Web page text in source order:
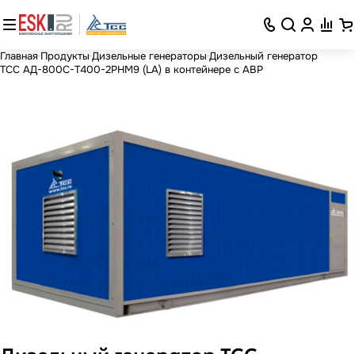
Главная Продукты Дизельные генераторы Дизельный генератор
ТСС АД-800С-Т400-2РНМ9 (LA) в контейнере с АВР